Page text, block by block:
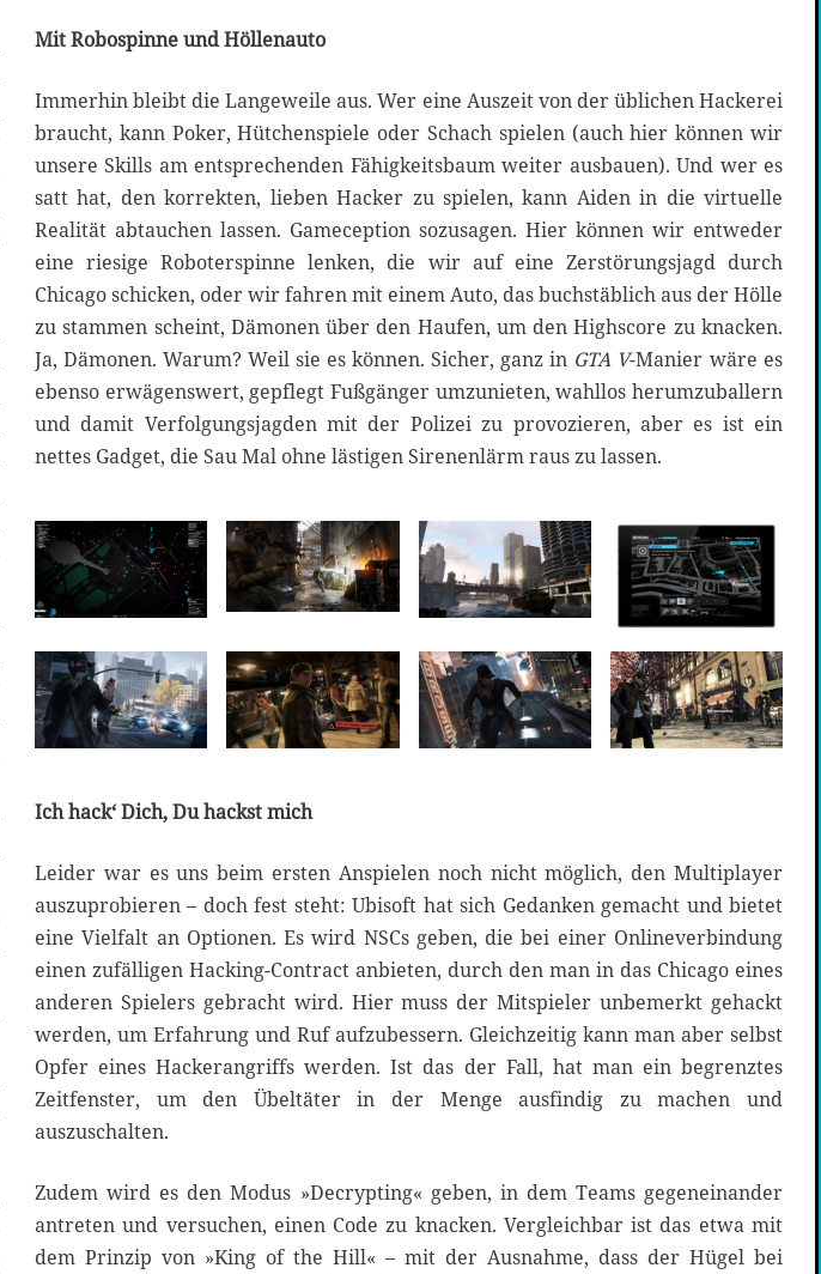
Mit Robospinne und Höllenauto
Immerhin bleibt die Langeweile aus. Wer eine Auszeit von der üblichen Hackerei
braucht, kann Poker, Hütchenspiele oder Schach spielen (auch hier können wir
unsere Skills am entsprechenden Fähigkeitsbaum weiter ausbauen). Und wer es
satt hat, den korrekten, lieben Hacker zu spielen, kann Aiden in die virtuelle
Realität abtauchen lassen. Gameception sozusagen. Hier können wir entweder
eine riesige Roboterspinne lenken, die wir auf eine Zerstörungsjagd durch
Chicago schicken, oder wir fahren mit einem Auto, das buchstäblich aus der Hölle
zu stammen scheint, Dämonen über den Haufen, um den Highscore zu knacken.
Ja, Dämonen. Warum? Weil sie es können. Sicher, ganz in GTA V-Manier wäre es
ebenso erwägenswert, gepflegt Fußgänger umzunieten, wahllos herumzuballern
und damit Verfolgungsjagden mit der Polizei zu provozieren, aber es ist ein
nettes Gadget, die Sau Mal ohne lästigen Sirenenlärm raus zu lassen.
Ich hack‘ Dich, Du hackst mich
Leider war es uns beim ersten Anspielen noch nicht möglich, den Multiplayer
auszuprobieren – doch fest steht: Ubisoft hat sich Gedanken gemacht und bietet
eine Vielfalt an Optionen. Es wird NSCs geben, die bei einer Onlineverbindung
einen zufälligen Hacking-Contract anbieten, durch den man in das Chicago eines
anderen Spielers gebracht wird. Hier muss der Mitspieler unbemerkt gehackt
werden, um Erfahrung und Ruf aufzubessern. Gleichzeitig kann man aber selbst
Opfer eines Hackerangriffs werden. Ist das der Fall, hat man ein begrenztes
Zeitfenster, um den Übeltäter in der Menge ausfindig zu machen und
auszuschalten.
Zudem wird es den Modus »Decrypting« geben, in dem Teams gegeneinander
antreten und versuchen, einen Code zu knacken. Vergleichbar ist das etwa mit
dem Prinzip von »King of the Hill« – mit der Ausnahme, dass der Hügel bei